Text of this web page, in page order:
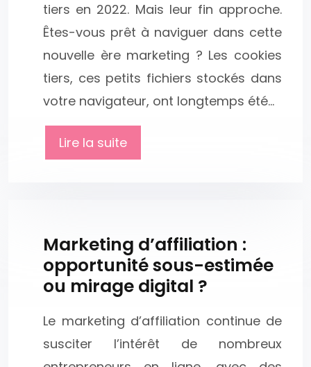
tiers en 2022. Mais leur fin approche.
Êtes-vous prêt à naviguer dans cette
nouvelle ère marketing ? Les cookies
tiers, ces petits fichiers stockés dans
votre navigateur, ont longtemps été…
Lire la suite
Marketing d’affiliation :
opportunité sous-estimée
ou mirage digital ?
Le marketing d’affiliation continue de
susciter l’intérêt de nombreux